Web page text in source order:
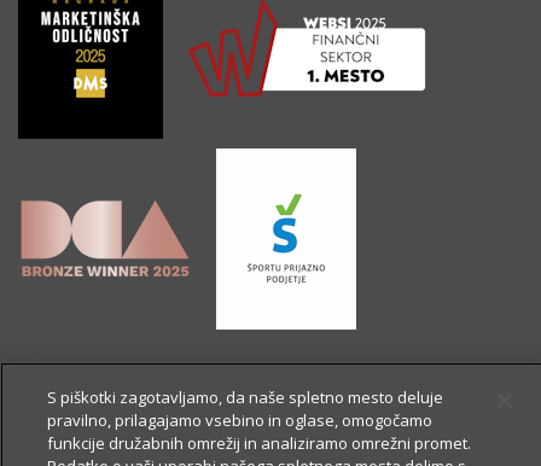
S piškotki zagotavljamo, da naše spletno mesto deluje
pravilno, prilagajamo vsebino in oglase, omogočamo
funkcije družabnih omrežij in analiziramo omrežni promet.